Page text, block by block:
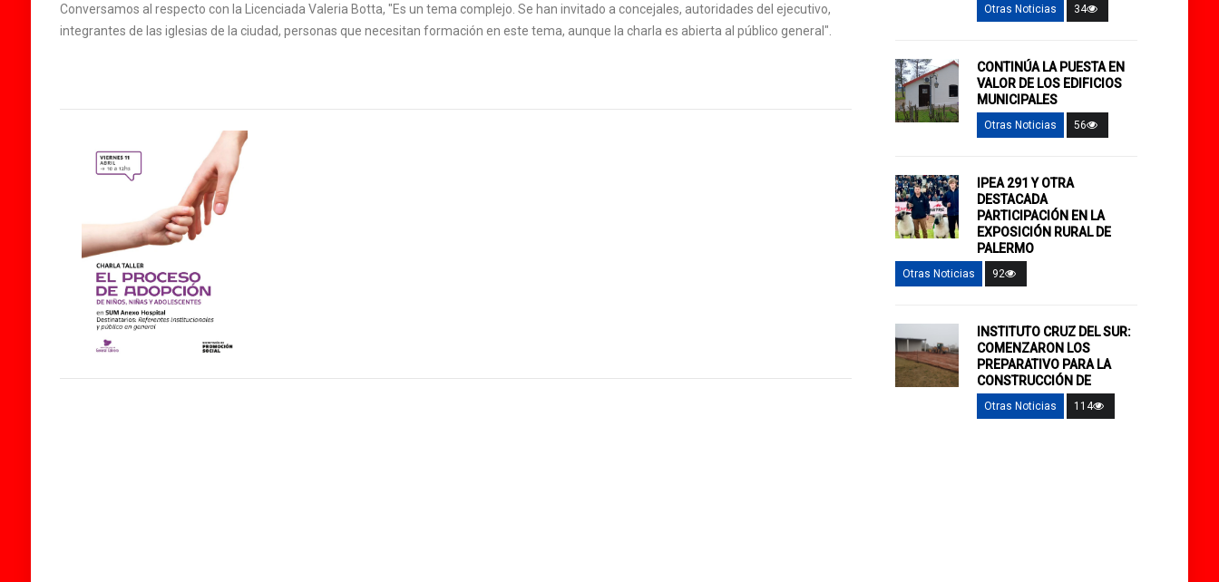
Conversamos al respecto con la Licenciada Valeria Botta, "Es un tema complejo. Se han invitado a concejales, autoridades del ejecutivo,
integrantes de las iglesias de la ciudad, personas que necesitan formación en este tema, aunque la charla es abierta al público general".
Otras Noticias 34
CONTINÚA LA PUESTA EN
VALOR DE LOS EDIFICIOS
MUNICIPALES
Otras Noticias 56
IPEA 291 Y OTRA
DESTACADA
PARTICIPACIÓN EN LA
EXPOSICIÓN RURAL DE
PALERMO
Otras Noticias 92
INSTITUTO CRUZ DEL SUR:
COMENZARON LOS
PREPARATIVO PARA LA
CONSTRUCCIÓN DE
Otras Noticias 114